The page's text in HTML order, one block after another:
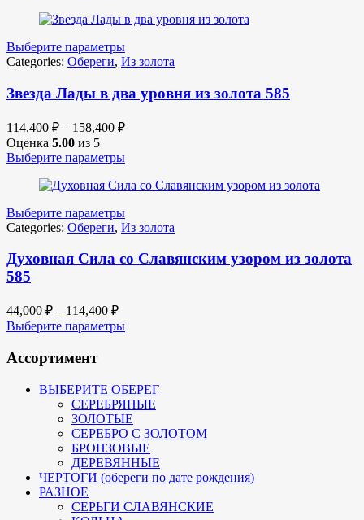
Выберите параметры
Categories: Обереги, Из золота
Звезда Лады в два уровня из золота 585
114,400 ₽ – 158,400 ₽
Оценка 5.00 из 5
Выберите параметры
Выберите параметры
Categories: Обереги, Из золота
Духовная Сила со Славянским узором из золота
585
44,000 ₽ – 114,400 ₽
Выберите параметры
Ассортимент
ВЫБЕРИТЕ ОБЕРЕГ
СЕРЕБРЯНЫЕ
ЗОЛОТЫЕ
СЕРЕБРО С ЗОЛОТОМ
БРОНЗОВЫЕ
ДЕРЕВЯННЫЕ
ЧЕРТОГИ (обереги по дате рождения)
РАЗНОЕ
СЕРЬГИ СЛАВЯНСКИЕ